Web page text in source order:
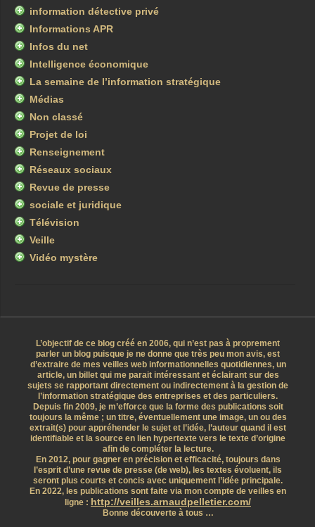
information détective privé
Informations APR
Infos du net
Intelligence économique
La semaine de l’information stratégique
Médias
Non classé
Projet de loi
Renseignement
Réseaux sociaux
Revue de presse
sociale et juridique
Télévision
Veille
Vidéo mystère
L’objectif de ce blog créé en 2006, qui n’est pas à proprement
parler un blog puisque je ne donne que très peu mon avis, est
d’extraire de mes veilles web informationnelles quotidiennes, un
article, un billet qui me parait intéressant et éclairant sur des
sujets se rapportant directement ou indirectement à la gestion de
l’information stratégique des entreprises et des particuliers.
Depuis fin 2009, je m’efforce que la forme des publications soit
toujours la même ; un titre, éventuellement une image, un ou des
extrait(s) pour appréhender le sujet et l’idée, l’auteur quand il est
identifiable et la source en lien hypertexte vers le texte d’origine
afin de compléter la lecture.
En 2012, pour gagner en précision et efficacité, toujours dans
l’esprit d’une revue de presse (de web), les textes évoluent, ils
seront plus courts et concis avec uniquement l’idée principale.
En 2022, les publications sont faite via mon compte de veilles en
ligne : http://veilles.arnaudpelletier.com/
Bonne découverte à tous …